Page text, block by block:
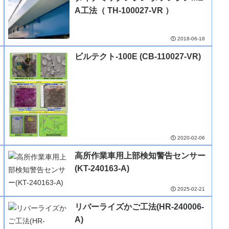
A工法（ TH-100027-VR ）
2018-06-18
ビルテクト-100E (CB-110027-VR)
2020-02-06
高所作業車用上部検知警告センサー
(KT-240163-A)
2025-02-21
リバーライズかご工法(HR-240006-
A)